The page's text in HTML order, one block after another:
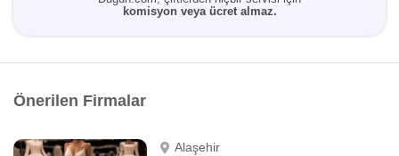
komisyon veya ücret almaz.
Önerilen Firmalar
Alaşehir